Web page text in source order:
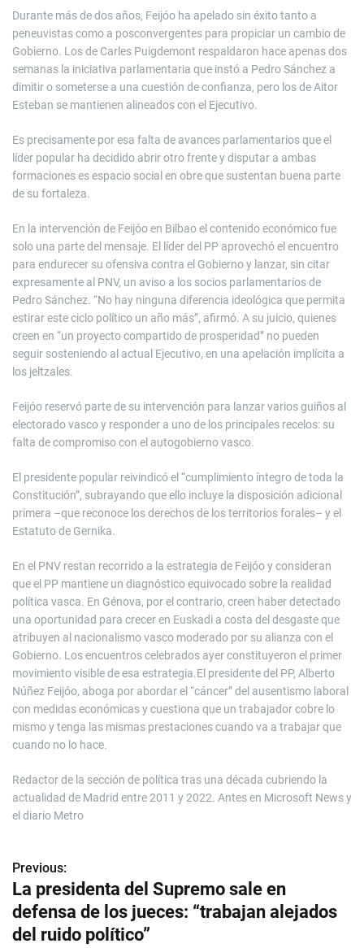
Durante más de dos años, Feijóo ha apelado sin éxito tanto a
peneuvistas como a posconvergentes para propiciar un cambio de
Gobierno. Los de Carles Puigdemont respaldaron hace apenas dos
semanas la iniciativa parlamentaria que instó a Pedro Sánchez a
dimitir o someterse a una cuestión de confianza, pero los de Aitor
Esteban se mantienen alineados con el Ejecutivo.
Es precisamente por esa falta de avances parlamentarios que el
líder popular ha decidido abrir otro frente y disputar a ambas
formaciones es espacio social en obre que sustentan buena parte
de su fortaleza.
En la intervención de Feijóo en Bilbao el contenido económico fue
solo una parte del mensaje. El líder del PP aprovechó el encuentro
para endurecer su ofensiva contra el Gobierno y lanzar, sin citar
expresamente al PNV, un aviso a los socios parlamentarios de
Pedro Sánchez. “No hay ninguna diferencia ideológica que permita
estirar este ciclo político un año más”, afirmó. A su juicio, quienes
creen en “un proyecto compartido de prosperidad” no pueden
seguir sosteniendo al actual Ejecutivo, en una apelación implícita a
los jeltzales.
Feijóo reservó parte de su intervención para lanzar varios guiños al
electorado vasco y responder a uno de los principales recelos: su
falta de compromiso con el autogobierno vasco.
El presidente popular reivindicó el “cumplimiento íntegro de toda la
Constitución”, subrayando que ello incluye la disposición adicional
primera –que reconoce los derechos de los territorios forales– y el
Estatuto de Gernika.
En el PNV restan recorrido a la estrategia de Feijóo y consideran
que el PP mantiene un diagnóstico equivocado sobre la realidad
política vasca. En Génova, por el contrario, creen haber detectado
una oportunidad para crecer en Euskadi a costa del desgaste que
atribuyen al nacionalismo vasco moderado por su alianza con el
Gobierno. Los encuentros celebrados ayer constituyeron el primer
movimiento visible de esa estrategia.El presidente del PP, Alberto
Núñez Feijóo, aboga por abordar el “cáncer” del ausentismo laboral
con medidas económicas y cuestiona que un trabajador cobre lo
mismo y tenga las mismas prestaciones cuando va a trabajar que
cuando no lo hace.
Redactor de la sección de política tras una década cubriendo la
actualidad de Madrid entre 2011 y 2022. Antes en Microsoft News y
el diario Metro
N
a
v
Previous:
La presidenta del Supremo sale en
defensa de los jueces: “trabajan alejados
del ruido político”